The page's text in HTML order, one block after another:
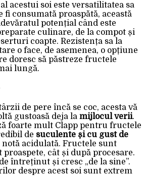
acestui soi este versatilitatea sa
fi consumată proaspătă, această
potențial când este
culinare, de la compot și
coapte. Rezistența sa la
o face, de asemenea, o opțiune
doresc să păstreze fructele
lungă.
de pere încă se coc, acesta vă
gustoasă deja la mijlocul verii.
foarte mult Clapp pentru fructele
de suculente și cu gust de
notă acidulată. Fructele sunt
proaspete, cât și după procesare.
întreținut și cresc „de la sine”.
despre acest soi sunt extrem